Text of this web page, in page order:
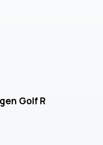
Golf R